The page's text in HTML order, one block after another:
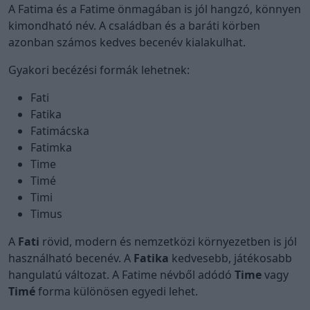
A Fatima és a Fatime önmagában is jól hangzó, könnyen
kimondható név. A családban és a baráti körben
azonban számos kedves becenév kialakulhat.
Gyakori becézési formák lehetnek:
Fati
Fatika
Fatimácska
Fatimka
Time
Timé
Timi
Timus
A Fati rövid, modern és nemzetközi környezetben is jól
használható becenév. A Fatika kedvesebb, játékosabb
hangulatú változat. A Fatime névből adódó Timevagy
Timéforma különösen egyedi lehet.